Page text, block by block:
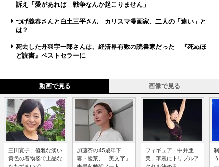
訴え「愛があれば 戦争なんか起こりません」
つげ義春さんと白土三平さん カリスマ漫画家、二人の「違い」と
は？
死去した丹羽宇一郎さんは、経済界有数の読書家だった 『死ぬほ
ど読書』ベストセラーに
動画で見る 画像で見る
三田寛子、優雅な淡い
黄色の着物姿で上品な
加藤茶の45歳年下
妻・綾菜、「美文字」
フィギュア・中井亜
美、華麗にトリプルア